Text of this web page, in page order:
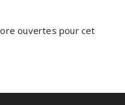
ouvertes pour cet